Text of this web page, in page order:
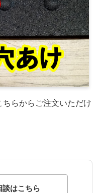
らからご注文いただけ
談はこちら